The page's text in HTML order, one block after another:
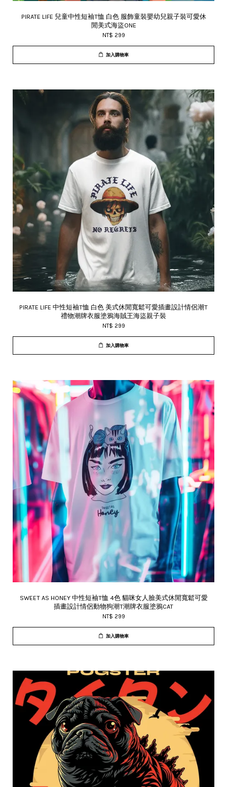
PIRATE LIFE 兒童中性短袖T恤 白色 服飾童裝嬰幼兒親子裝可愛休
閒美式海盜ONE
NT$ 299
加入購物車
PIRATE LIFE 中性短袖T恤 白色 美式休閒寬鬆可愛插畫設計情侶潮T
禮物潮牌衣服塗鴉海賊王海盜親子裝
NT$ 299
加入購物車
SWEET AS HONEY 中性短袖T恤 4色 貓咪女人臉美式休閒寬鬆可愛
插畫設計情侶動物狗潮T潮牌衣服塗鴉CAT
NT$ 299
加入購物車